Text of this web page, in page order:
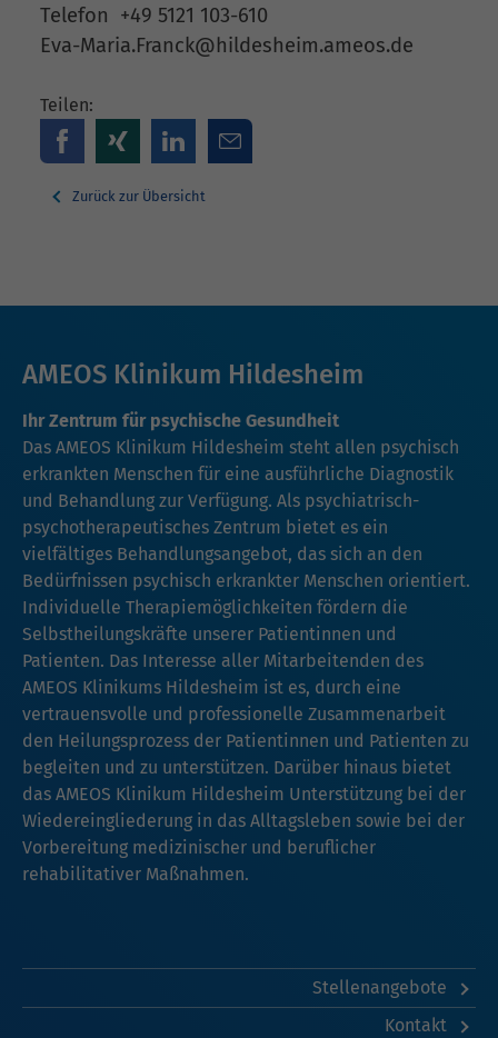
Telefon +49 5121 103-610
Eva-Maria.Franck@hildesheim.ameos.de
Teilen:
Zurück zur Übersicht
AMEOS Klinikum Hildesheim
Ihr Zentrum für psychische Gesundheit
Das AMEOS Klinikum Hildesheim steht allen psychisch
erkrankten Menschen für eine ausführliche Diagnostik
und Behandlung zur Verfügung. Als psychiatrisch-
psychotherapeutisches Zentrum bietet es ein
vielfältiges Behandlungsangebot, das sich an den
Bedürfnissen psychisch erkrankter Menschen orientiert.
Individuelle Therapiemöglichkeiten fördern die
Selbstheilungskräfte unserer Patientinnen und
Patienten. Das Interesse aller Mitarbeitenden des
AMEOS Klinikums Hildesheim ist es, durch eine
vertrauensvolle und professionelle Zusammenarbeit
den Heilungsprozess der Patientinnen und Patienten zu
begleiten und zu unterstützen. Darüber hinaus bietet
das AMEOS Klinikum Hildesheim Unterstützung bei der
Wiedereingliederung in das Alltagsleben sowie bei der
Vorbereitung medizinischer und beruflicher
rehabilitativer Maßnahmen.
Stellenangebote
Kontakt